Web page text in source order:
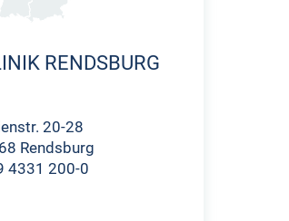
RENDSBURG
20-28
Rendsburg
4331 200-0